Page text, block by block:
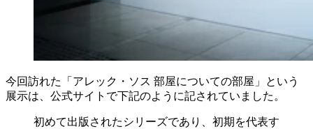
今回訪れた「アレック・ソス 部屋についての部屋」という
展示は、公式サイトで下記のように記されていました。
初めて出版されたシリーズであり、初期を代表す